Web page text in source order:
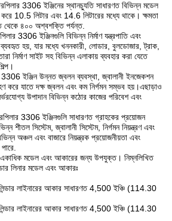
3306 ইঞ্জিনের স্থানচ্যুতি সাধারণত বিভিন্ন মডেল
করে 10.5 লিটার এবং 14.6 লিটারের মধ্যে থাকে। ক্ষমতা
থেকে ৪০০ অশ্বশক্তি পর্যন্ত.
3306 ইঞ্জিনগুলি বিভিন্ন নির্মাণ যন্ত্রপাতি এবং
ব্যবহৃত হয়, যার মধ্যে খননকারী, লোডার, বুলডোজার, ট্রাক,
নির্মাণ সাইট সহ বিভিন্ন এলাকায় ব্যবহার করা যেতে
3306 ইঞ্জিন উন্নত জ্বলন ব্যবস্থা, জ্বালানী ইনজেকশন
করে যাতে দক্ষ জ্বলন এবং কম নির্গমন সম্ভব হয়।এছাড়াও
উপাদান বিভিন্ন কঠোর কাজের পরিবেশ এবং
3306 ইঞ্জিনগুলি সাধারণত গ্রাহকের প্রয়োজন
শীতল সিস্টেম, জ্বালানী সিস্টেম, নির্গমন নিয়ন্ত্রণ এবং
অঞ্চল এবং বাজারে নিয়ন্ত্রক প্রয়োজনীয়তা এবং
একাধিক মডেল এবং আকারের জন্য উপযুক্ত। নিম্নলিখিত
লিনার মডেল এবং আকারঃ
লাইনারের আকার সাধারণত 4,500 ইঞ্চি (114.30
লাইনারের আকার সাধারণত 4,500 ইঞ্চি (114.30